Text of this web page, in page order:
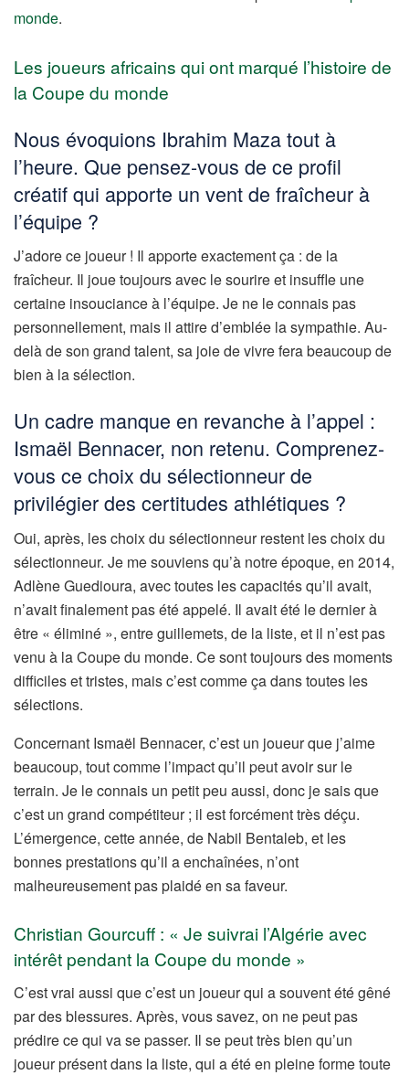
monde.
Les joueurs africains qui ont marqué l’histoire de
la Coupe du monde
Nous évoquions Ibrahim Maza tout à
l’heure. Que pensez-vous de ce profil
créatif qui apporte un vent de fraîcheur à
l’équipe ?
J’adore ce joueur ! Il apporte exactement ça : de la
fraîcheur. Il joue toujours avec le sourire et insuffle une
certaine insouciance à l’équipe. Je ne le connais pas
personnellement, mais il attire d’emblée la sympathie. Au-
delà de son grand talent, sa joie de vivre fera beaucoup de
bien à la sélection.
Un cadre manque en revanche à l’appel :
Ismaël Bennacer, non retenu. Comprenez-
vous ce choix du sélectionneur de
privilégier des certitudes athlétiques ?
Oui, après, les choix du sélectionneur restent les choix du
sélectionneur. Je me souviens qu’à notre époque, en 2014,
Adlène Guedioura, avec toutes les capacités qu’il avait,
n’avait finalement pas été appelé. Il avait été le dernier à
être « éliminé », entre guillemets, de la liste, et il n’est pas
venu à la Coupe du monde. Ce sont toujours des moments
difficiles et tristes, mais c’est comme ça dans toutes les
sélections.
Concernant Ismaël Bennacer, c’est un joueur que j’aime
beaucoup, tout comme l’impact qu’il peut avoir sur le
terrain. Je le connais un petit peu aussi, donc je sais que
c’est un grand compétiteur ; il est forcément très déçu.
L’émergence, cette année, de Nabil Bentaleb, et les
bonnes prestations qu’il a enchaînées, n’ont
malheureusement pas plaidé en sa faveur.
Christian Gourcuff : « Je suivrai l’Algérie avec
intérêt pendant la Coupe du monde »
C’est vrai aussi que c’est un joueur qui a souvent été gêné
par des blessures. Après, vous savez, on ne peut pas
prédire ce qui va se passer. Il se peut très bien qu’un
joueur présent dans la liste, qui a été en pleine forme toute